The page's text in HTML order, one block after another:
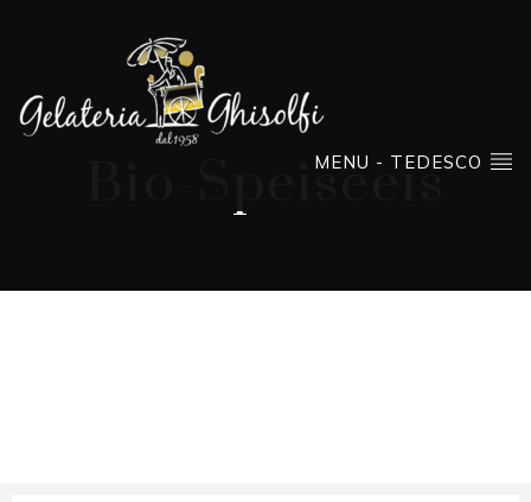
MENU - TEDESCO
Bio-Speiseeis